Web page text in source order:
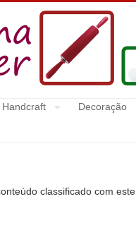
Handcraft Decoração
classificado com